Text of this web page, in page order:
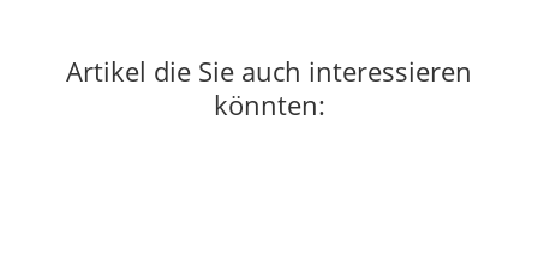
Artikel die Sie auch interessieren
könnten: